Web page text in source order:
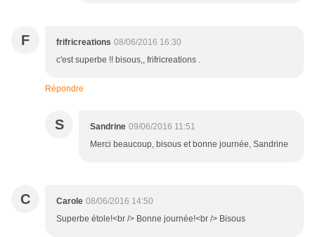
F frifricreations 08/06/2016 16:30
c'est superbe !! bisous,, frifricreations .
Répondre
S Sandrine 09/06/2016 11:51
Merci beaucoup, bisous et bonne journée, Sandrine
C Carole 08/06/2016 14:50
Superbe étole!<br /> Bonne journée!<br /> Bisous